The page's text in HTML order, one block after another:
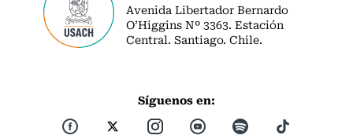
Avenida Libertador Bernardo
O’Higgins Nº 3363. Estación
Central. Santiago. Chile.
Síguenos en: